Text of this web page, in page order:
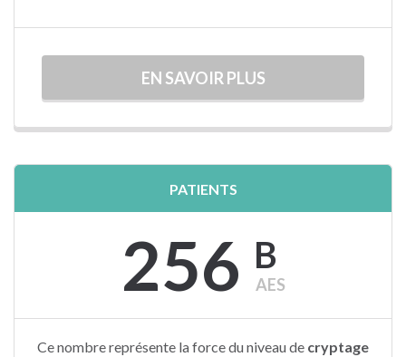
EN SAVOIR PLUS
PATIENTS
256 B
AES
Ce nombre représente la force du niveau de cryptage